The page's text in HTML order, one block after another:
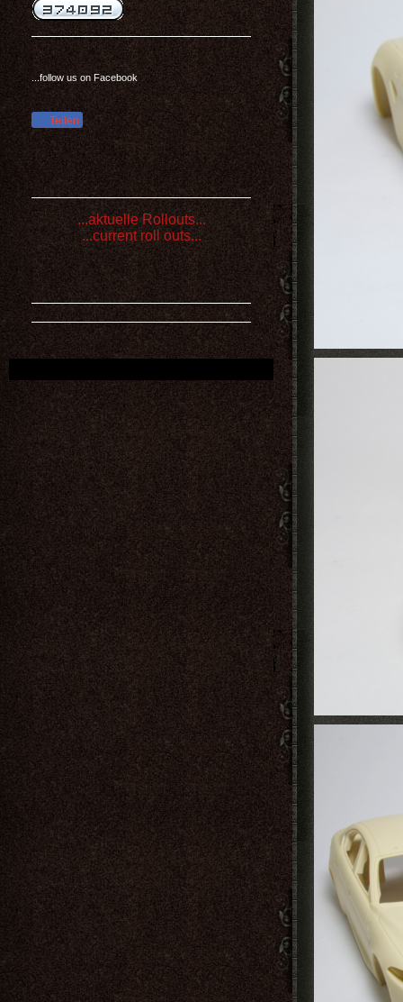
...follow us on Facebook
Teilen
...aktuelle Rollouts...
...current roll outs...